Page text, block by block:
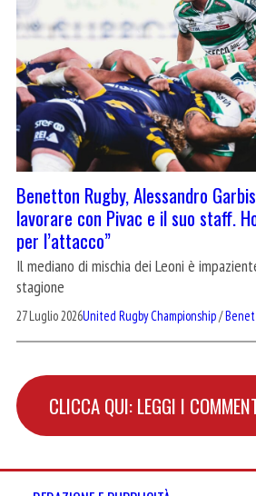
Benetton Rugby, Alessandro
lavorare con Pivac e il suo staff.
per l’attacco”
Il mediano di mischia dei Leoni è
stagione
27 Luglio 2026United Rugby Championship/
CLICCA QUI: LEGGI I